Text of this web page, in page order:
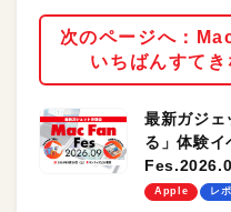
次のページへ：
いちばんすて
最新ガジェ
る」体験
します！
Apple レ